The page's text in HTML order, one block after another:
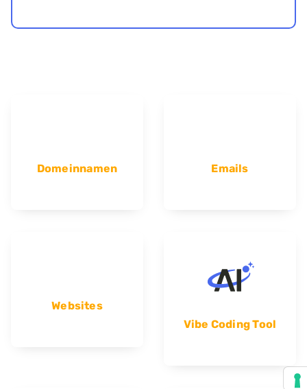
Domeinnamen Emails
Websites
Vibe Coding Tool